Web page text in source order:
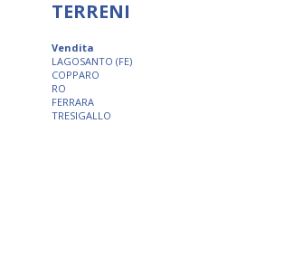
TERRENI
Vendita
LAGOSANTO (FE)
COPPARO
RO
FERRARA
TRESIGALLO